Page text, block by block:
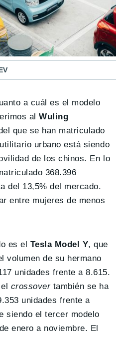
a cuál es el modelo
alWuling
que se han matriculado
urbano está siendo
de los chinos. En lo
368.396
del 13,5% del mercado.
entre mujeres de menos
es el Tesla Model Y, que
volumen de su hermano
unidades frente a 8.615.
crossovertambién se ha
unidades frente a
siendo el tercer modelo
enero a noviembre. El